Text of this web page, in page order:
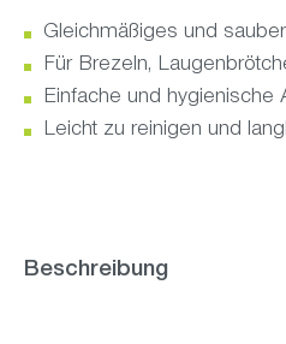
Gleichmäßiges und
Für Brezeln,
Einfache und hygienische
Leicht zu reinigen und
Beschreibung